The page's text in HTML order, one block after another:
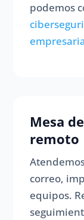
podemos
Mesa
remoto
correo,
equipos.